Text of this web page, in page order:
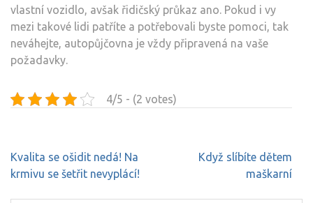
vlastní vozidlo, avšak řidičský průkaz ano. Pokud i vy
mezi takové lidi patříte a potřebovali byste pomoci, tak
neváhejte, autopůjčovna je vždy připravená na vaše
požadavky.
4/5 - (2 votes)
Navigace
pro
Kvalita se ošidit nedá! Na
krmivu se šetřit nevyplácí!
Když slíbíte dětem
maškarní